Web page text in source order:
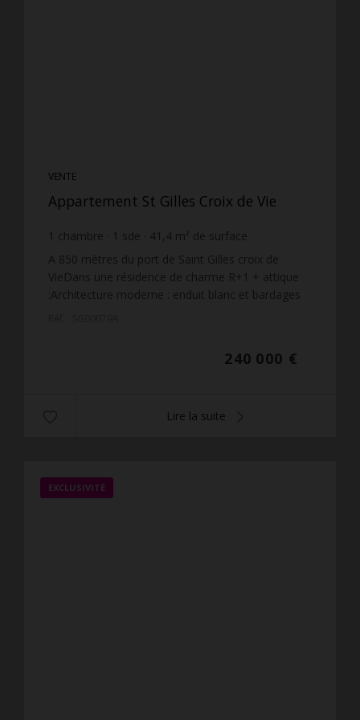
VENTE
Appartement St Gilles Croix de Vie
1 chambre 1 sde 41,4 m² de surface
5 797,1 €
prix / m²
A 850 mètres du port de Saint Gilles croix de
VieDans une résidence de charme R+1 + attique
:Architecture moderne : enduit blanc et bardages
240 000 €
Lire la suite
EXCLUSIVITÉ